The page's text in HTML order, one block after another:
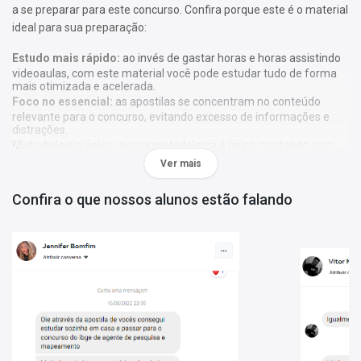
a se preparar para este concurso. Confira porque este é o material
ideal para sua preparação:
Estudo mais rápido: ao invés de gastar horas e horas assistindo
videoaulas, com este material você pode estudar tudo de forma
mais otimizada e acelerada.
Foco no essencial: as apostilas se concentram no conteúdo
relevante para o concurso, evitando excesso de informações e
distrações.
Metodologia única:
diversos recursos de aprendizagem que irão acelerar seu
aprendizado, gráficos, tabelas e destaques do que é mais
1/2025, por professores especializados em cada matéria e com
As apostilas não seguem, obrigatoriamente, a
bibliografia indicada no edital. Os conteúdos são tratados com
base em referências teóricas amplas e na experiência dos
autores responsáveis pela elaboração do material.
Ver mais
Confira o que nossos alunos estão falando